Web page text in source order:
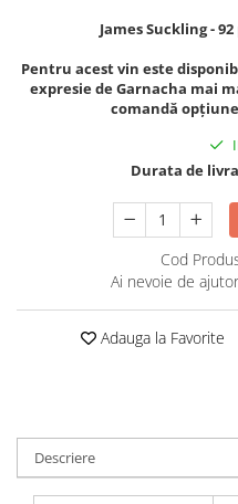
James Suckling -
Pentru acest vin este
expresie de Garnacha mai
comandă
Durata de
Cod
Ai nevoie de
Adauga la Favorite
Descriere